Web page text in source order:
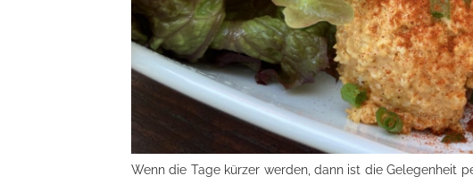
Wenn die Tage kürzer werden, dann ist die Gelegenheit